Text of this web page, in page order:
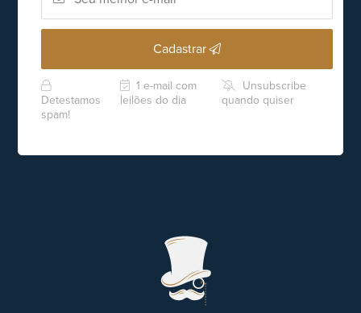
Cadastrar
Detestamos
spam!
1 e-mail com
leilões do dia
Unsubscribe
quando quiser